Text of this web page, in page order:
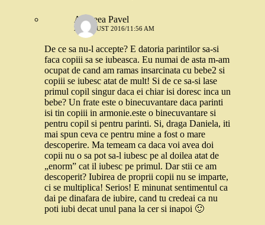
Andreea Pavel
27 AUGUST 2016/11:56 AM
De ce sa nu-l accepte? E datoria parintilor sa-si
faca copiii sa se iubeasca. Eu numai de asta m-am
ocupat de cand am ramas insarcinata cu bebe2 si
copiii se iubesc atat de mult! Si de ce sa-si lase
primul copil singur daca ei chiar isi doresc inca un
bebe? Un frate este o binecuvantare daca parinti
isi tin copiii in armonie.este o binecuvantare si
pentru copil si pentru parinti. Si, draga Daniela, iti
mai spun ceva ce pentru mine a fost o mare
descoperire. Ma temeam ca daca voi avea doi
copii nu o sa pot sa-l iubesc pe al doilea atat de
„enorm” cat il iubesc pe primul. Dar stii ce am
descoperit? Iubirea de proprii copii nu se imparte,
ci se multiplica! Serios! E minunat sentimentul ca
dai pe dinafara de iubire, cand tu credeai ca nu
poti iubi decat unul pana la cer si inapoi 🙂